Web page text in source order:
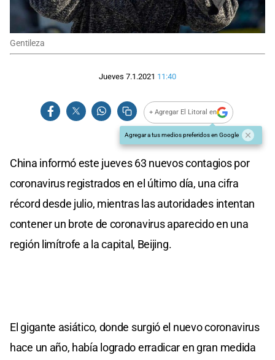
Gentileza
Jueves 7.1.2021 11:40
+ Agregar El Litoral en
Agregar a tus medios preferidos en Google
China informó este jueves 63 nuevos contagios por
coronavirus registrados en el último día, una cifra
récord desde julio, mientras las autoridades intentan
contener un brote de coronavirus aparecido en una
región limítrofe a la capital, Beijing.
El gigante asiático, donde surgió el nuevo coronavirus
hace un año, había logrado erradicar en gran medida